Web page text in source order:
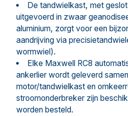
De tandwielkast, met
uitgevoerd in zwaar
aluminium, zorgt voor een
aandrijving via
wormwiel).
Elke Maxwell RC8
ankerlier wordt geleverd
motor/tandwielkast en
stroomonderbreker zijn
worden besteld.